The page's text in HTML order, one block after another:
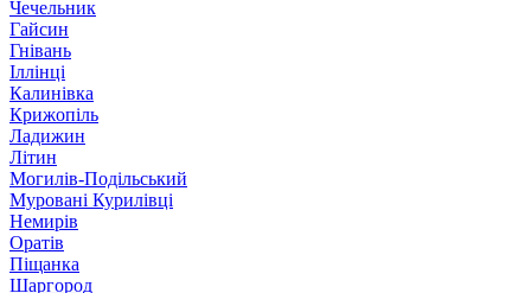
Чечельник
Гайсин
Гнівань
Іллінці
Калинівка
Крижопіль
Ладижин
Літин
Могилів-Подільський
Муровані Курилівці
Немирів
Оратів
Піщанка
Шаргород